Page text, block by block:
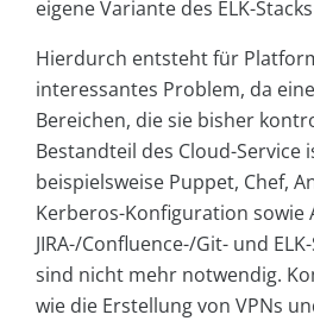
eigene Variante des ELK-
Hierdurch entsteht für
interessantes Problem, da
Bereichen, die sie bisher
Bestandteil des Cloud-Service
beispielsweise Puppet, Chef,
Kerberos-Konfiguration sowie
JIRA-/Confluence-/Git- und
sind nicht mehr notwendig.
wie die Erstellung von VPNs